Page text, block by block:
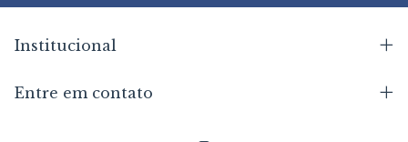
Institucional
Entre em contato